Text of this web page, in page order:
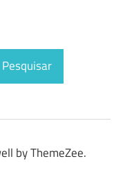
Pesquisar
by ThemeZee.